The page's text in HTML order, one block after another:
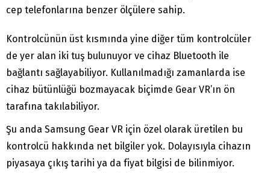
cep telefonlarına benzer ölçülere sahip.
Kontrolcünün üst kısmında yine diğer tüm kontrolcüler
de yer alan iki tuş bulunuyor ve cihaz Bluetooth ile
bağlantı sağlayabiliyor. Kullanılmadığı zamanlarda ise
cihaz bütünlüğü bozmayacak biçimde Gear VR’ın ön
tarafına takılabiliyor.
Şu anda Samsung Gear VR için özel olarak üretilen bu
kontrolcü hakkında net bilgiler yok. Dolayısıyla cihazın
piyasaya çıkış tarihi ya da fiyat bilgisi de bilinmiyor.